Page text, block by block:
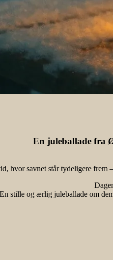
En juleballade fra
hvor savnet står tydeligere
En stille og ærlig juleballade om